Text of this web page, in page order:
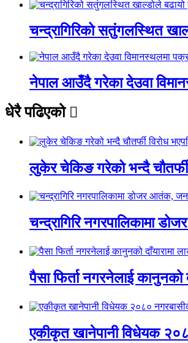
चन्द्रागिरिको सतुंगलस्थित
नेपाल आउँदै गरेका देउवा
धेरै पढिएको
लुकेर चेकिङ गरेको भन्दै
चन्द्रागिरि नगरपालिकामा
पैसा फिर्ता नगरनेलाई कानुनको
एकीकृत खानेपानी विधेयक